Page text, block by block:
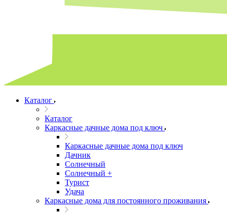
Каталог
Каталог
Каркасные дачные дома под ключ
Каркасные дачные дома под ключ
Дачник
Солнечный
Солнечный +
Турист
Удача
Каркасные дома для постоянного проживания